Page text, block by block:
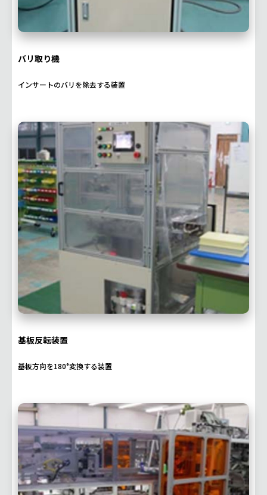
バリ取り機
インサートのバリを除去する装置
基板反転装置
基板方向を180°変換する装置